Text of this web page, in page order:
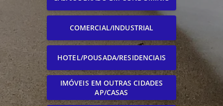
COMERCIAL/INDUSTRIAL
HOTEL/POUSADA/RESIDENCIAIS
IMÓVEIS EM OUTRAS CIDADES
AP/CASAS